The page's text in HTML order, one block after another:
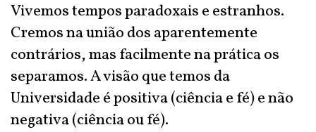
Vivemos tempos paradoxais e estranhos.
Cremos na união dos aparentemente
contrários, mas facilmente na prática os
separamos. A visão que temos da
Universidade é positiva (ciência e fé) e não
negativa (ciência ou fé).